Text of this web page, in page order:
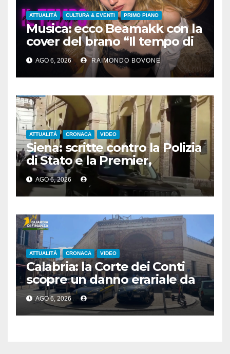
ATTUALITÀ CULTURA & EVENTI PRIMO PIANO
Musica: ecco Beamakk con la
cover del brano “Il tempo di
morire” di Battisti
AGO 6, 2026 RAIMONDO BOVONE
ATTUALITÀ CRONACA VIDEO
Siena: scritte contro la Polizia
di Stato e la Premier,
denunciato un 24enne
albanese
AGO 6, 2026
ATTUALITÀ CRONACA VIDEO
Calabria: la Corte dei Conti
scopre un danno erariale da
600.000 euro sui depuratori
AGO 6, 2026